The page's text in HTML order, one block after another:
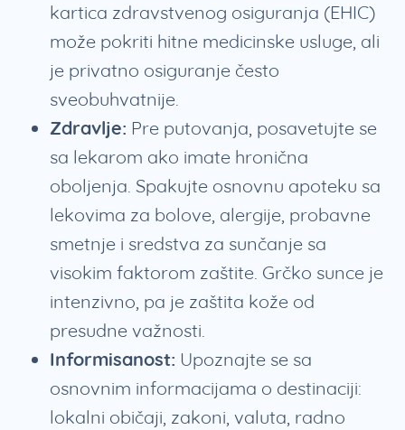
kartica zdravstvenog osiguranja (EHIC)
može pokriti hitne medicinske usluge, ali
je privatno osiguranje često
sveobuhvatnije.
Zdravlje: Pre putovanja, posavetujte se
sa lekarom ako imate hronična
oboljenja. Spakujte osnovnu apoteku sa
lekovima za bolove, alergije, probavne
smetnje i sredstva za sunčanje sa
visokim faktorom zaštite. Grčko sunce je
intenzivno, pa je zaštita kože od
presudne važnosti.
Informisanost: Upoznajte se sa
osnovnim informacijama o destinaciji:
lokalni običaji, zakoni, valuta, radno